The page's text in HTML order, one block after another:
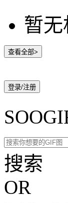
暂
查看全部>
登录/注册
搜索
OR